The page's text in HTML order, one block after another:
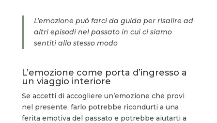
L’emozione può farci da guida per risalire ad
altri episodi nel passato in cui ci siamo
sentiti allo stesso modo
L’emozione come porta d’ingresso a
un viaggio interiore
Se accetti di accogliere un’emozione che provi
nel presente, farlo potrebbe ricondurti a una
ferita emotiva del passato e potrebbe aiutarti a